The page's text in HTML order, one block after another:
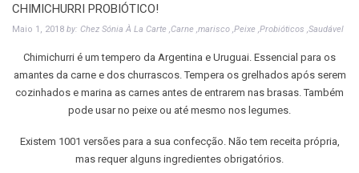
CHIMICHURRI PROBIÓTICO!
Maio 1, 2018 by: Chez Sónia À La Carte ,Carne ,marisco ,Peixe ,Probióticos ,Saudável
Chimichurri é um tempero da Argentina e Uruguai. Essencial para os
amantes da carne e dos churrascos. Tempera os grelhados após serem
cozinhados e marina as carnes antes de entrarem nas brasas. Também
pode usar no peixe ou até mesmo nos legumes.
Existem 1001 versões para a sua confecção. Não tem receita própria,
mas requer alguns ingredientes obrigatórios.